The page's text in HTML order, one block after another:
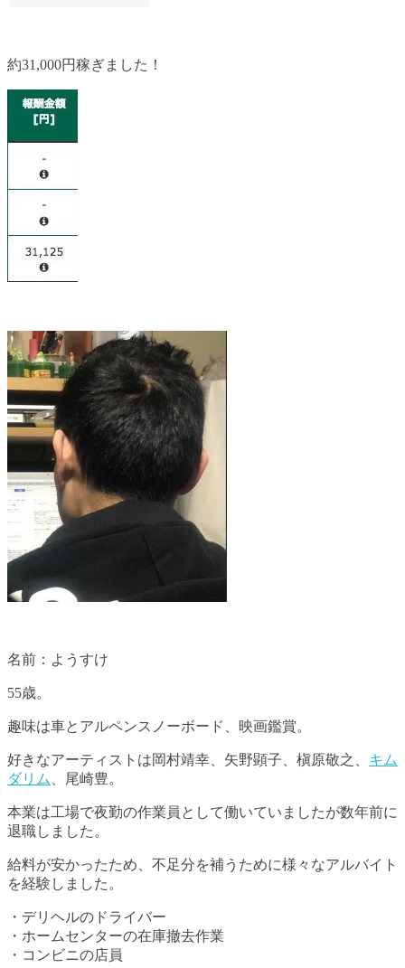
約31,000円稼ぎました！
名前：ようすけ
55歳。
趣味は車とアルペンスノーボード、映画鑑賞。
好きなアーティストは岡村靖幸、矢野顕子、槇原敬之、 キム
ダリム
、尾崎豊。
本業は工場で夜勤の作業員として働いていましたが数年前に
退職しました。
給料が安かったため、不足分を補うために様々なアルバイト
を経験しました。
・デリヘルのドライバー
・ホームセンターの在庫撤去作業
・コンビニの店員